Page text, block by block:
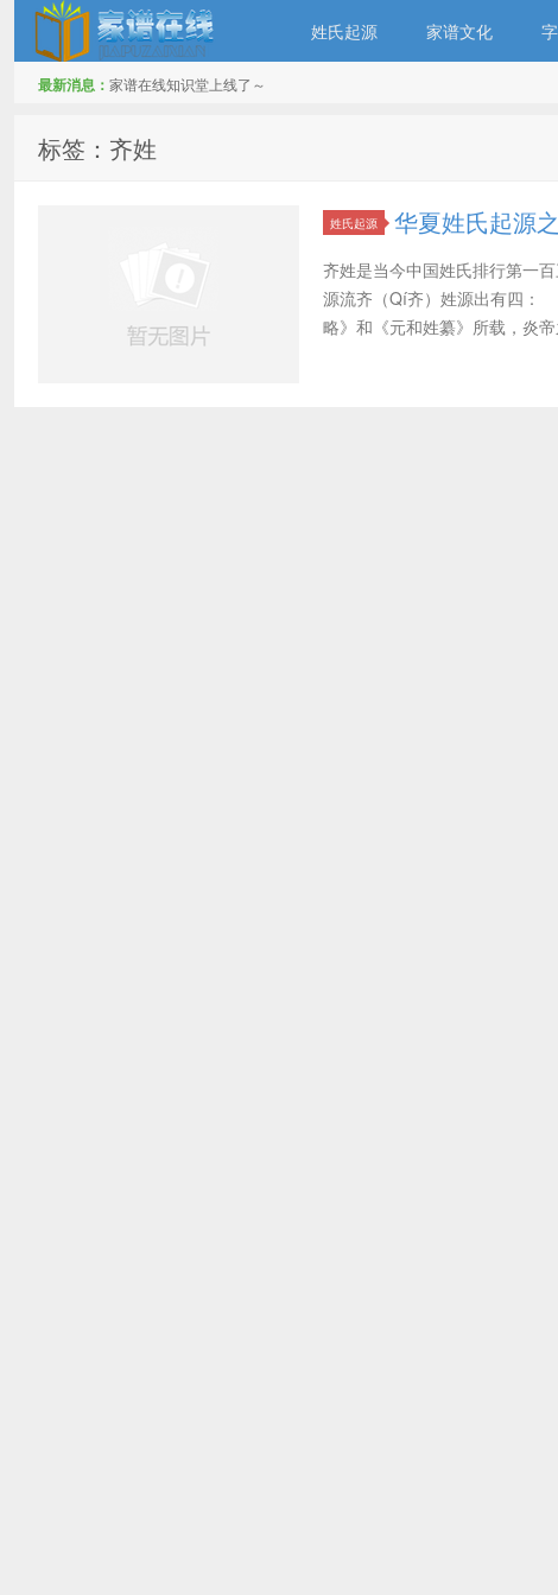
姓氏起源 家谱文化
最新消息： 家谱在线知识堂上线了～
标签：齐姓
姓氏起源 华夏姓氏起源
齐姓是当今中国姓氏排行第一
源流齐（Qí齐）姓源出有四
略》和《元和姓纂》所载，炎